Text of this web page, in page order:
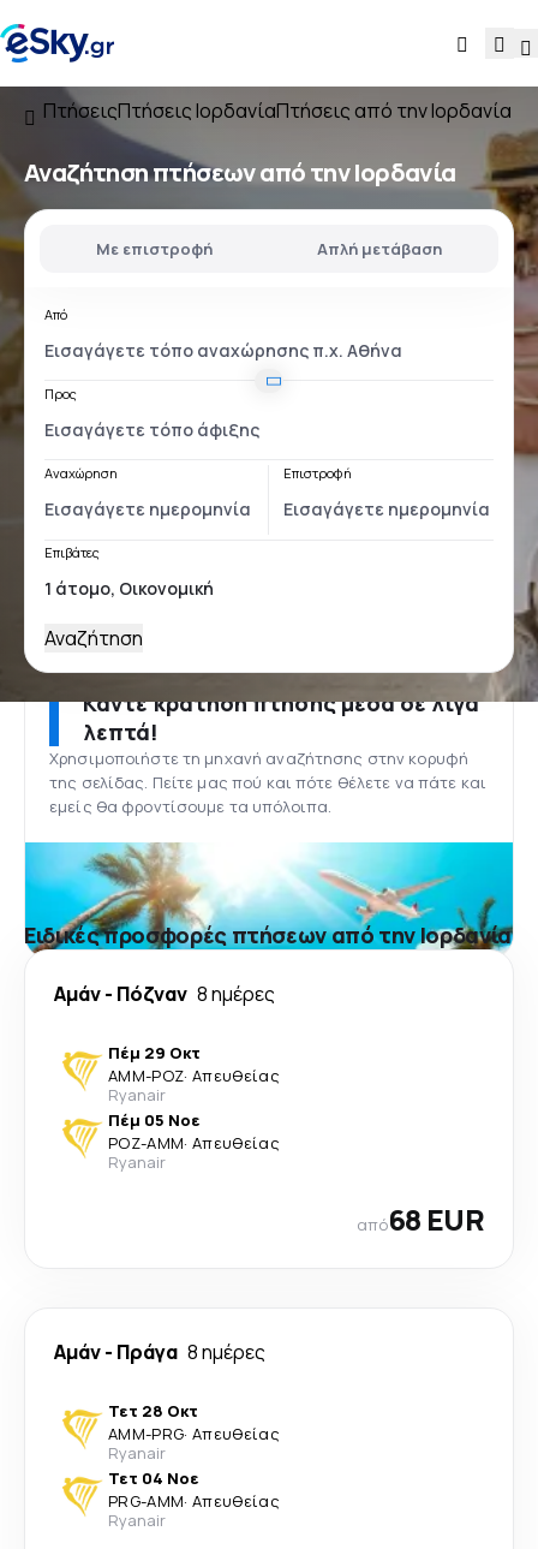
ΠτήσειςΠτήσεις ΙορδανίαΠτήσεις από την Ιορδανία
Αναζήτηση πτήσεωναπό την Ιορδανία
Με επιστροφή Απλή μετάβαση
Από
Προς
Αναχώρηση Επιστροφή
Επιβάτες
Αναζήτηση
Κάντε κράτηση πτήσης μέσα σε λίγα
λεπτά!
Χρησιμοποιήστε τη μηχανή αναζήτησης στην κορυφή
της σελίδας. Πείτε μας πού και πότε θέλετε να πάτε και
εμείς θα φροντίσουμε τα υπόλοιπα.
Ειδικές προσφορές πτήσεων από την Ιορδανία
Αμάν- Πόζναν 8 ημέρες
Πέμ 29 Οκτ
AMM-POZ· Απευθείας
Ryanair
Πέμ 05 Νοε
POZ-AMM· Απευθείας
Ryanair
από68 EUR
Αμάν- Πράγα 8 ημέρες
Τετ 28 Οκτ
AMM-PRG· Απευθείας
Ryanair
Τετ 04 Νοε
PRG-AMM· Απευθείας
Ryanair